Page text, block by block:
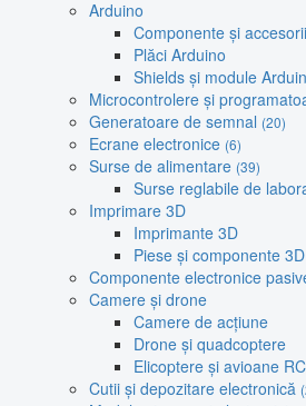
Arduino
Componente și
Plăci Arduino
Shields și module
Microcontrolere și
Generatoare de semnal (20)
Ecrane electronice (6)
Surse de alimentare (39)
Surse reglabile de
Imprimare 3D
Imprimante 3D
Piese și componente 3D
Componente electronice
Camere și drone
Camere de acțiune
Drone și quadcoptere
Elicoptere și avioane RC
Cutii și depozitare electronică